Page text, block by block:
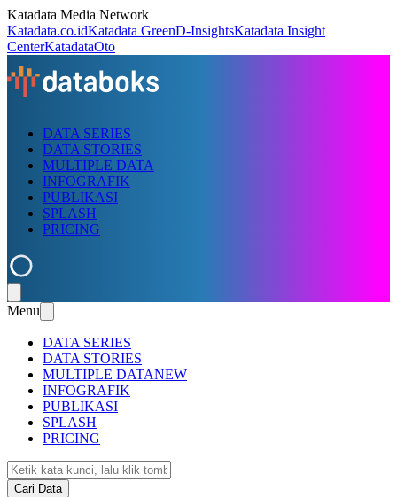
Katadata Media Network
Katadata.co.idKatadata GreenD-InsightsKatadata Insight
CenterKatadataOto
DATA SERIES
DATA STORIES
MULTIPLE DATA
INFOGRAFIK
PUBLIKASI
SPLASH
PRICING
Menu
DATA SERIES
DATA STORIES
MULTIPLE DATANEW
INFOGRAFIK
PUBLIKASI
SPLASH
PRICING
Cari Data